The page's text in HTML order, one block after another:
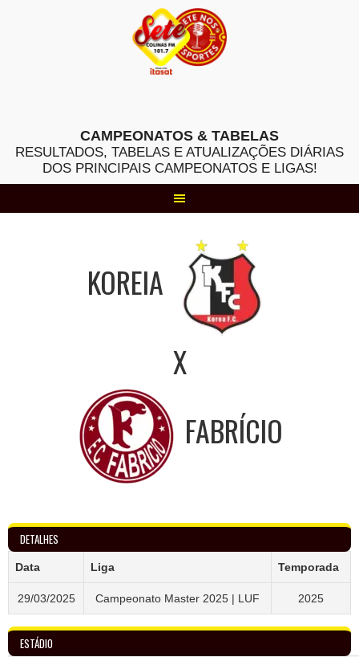
CAMPEONATOS & TABELAS
RESULTADOS, TABELAS E ATUALIZAÇÕES DIÁRIAS
DOS PRINCIPAIS CAMPEONATOS E LIGAS!
KOREIA
X
FABRÍCIO
DETALHES
Data Liga Temporada
29/03/2025 Campeonato Master 2025 | LUF 2025
ESTÁDIO